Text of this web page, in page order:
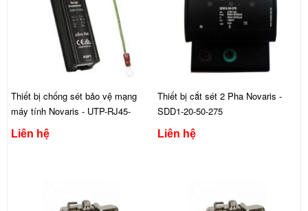
Thiết bị chống sét bảo vệ mạng
máy tính Novaris - UTP-RJ45-
1PoE
Liên hệ
Thiết bị cắt sét 2 Pha Novaris -
SDD1-20-50-275
Liên hệ